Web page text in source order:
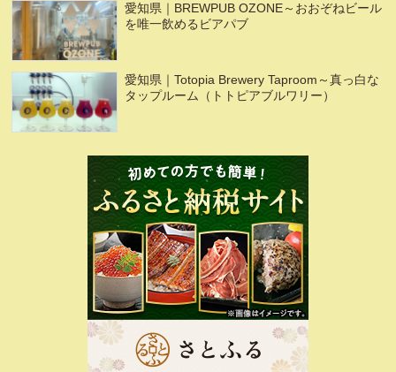
愛知県｜BREWPUB OZONE～おおぞねビール
を唯一飲めるビアパブ
愛知県｜Totopia Brewery Taproom～真っ白な
タップルーム（トトピアブルワリー）